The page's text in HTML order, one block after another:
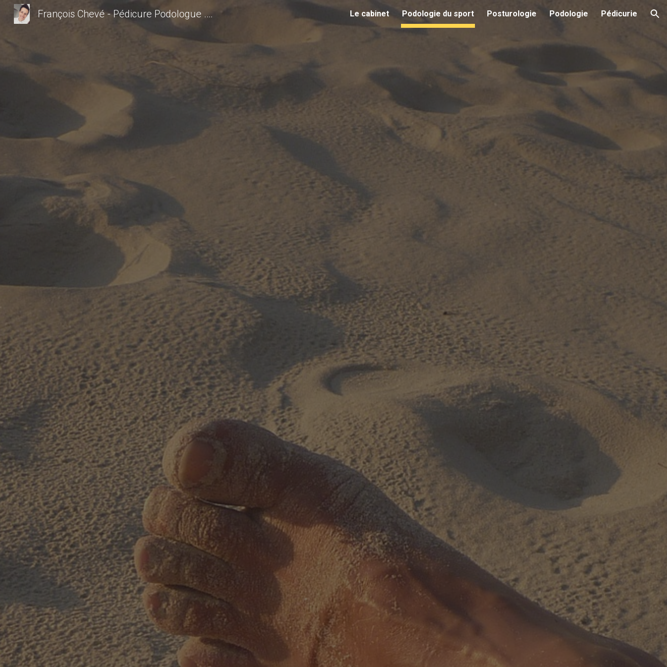
Skip to navigation
François Chevé - Pédicure Podologue .. Podologue Angers - Podologue Saint Sylvain d anjou - Podologue Verrieres en anjou - Pédicure saint sylvain d anjou - podologue ecouflant -Pédicure Angers - Saint Sylvain d Anjou - Angers - Verrieres en anjou - semelles orthopédiques - soin de pédicurie - orthéses plantaires - bilan podologique - bilan postural - Podologue saint sylvain d anjou - Podologue Verrieres en anjou Le cabinet Podologie du sport Posturologie Podologie Pédicurie